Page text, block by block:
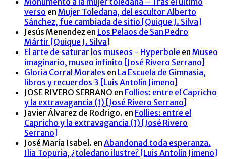
verso en Mujer Toledana, del escultor Alberto
Sánchez, fue cambiada de sitio [Quique J. Silva]
Jesús Menendez en Los Pelaos de San Pedro
Mártir [Quique J. Silva]
El arte de saturar los museos - Hyperbole en Museo
imaginario, museo infinito [José Rivero Serrano]
Gloria Corral Morales en La Escuela de Gimnasia,
libros y recuerdos 3 [Luis Antolín Jimeno]
JOSE RIVERO SERRANO en Follies: entre el Capricho
y la extravagancia (1) [José Rivero Serrano]
Javier Álvarez de Rodrigo. en Follies: entre el
Capricho y la extravagancia (1) [José Rivero
Serrano]
José María Isabel. en Abandonad toda esperanza.
Ilia Topuria, ¿toledano ilustre? [Luis Antolín Jimeno]